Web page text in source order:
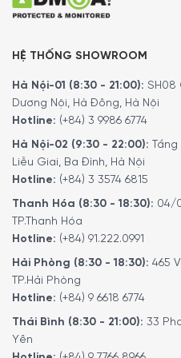
HỆ THỐNG SHOWROOM
Hà Nội-01 (8:30 - 21:00): SH08
Dương Nội, Hà Đông, Hà Nội
Hotline: (+84) 3 9986 6774
Hà Nội-02 (9:30 - 22:00):
Liễu Giai, Ba Đình, Hà Nội
Hotline: (+84) 3 3574 6815
Thanh Hóa (8:30 - 18:30): 04/
TP.Thanh Hóa
Hotline: (+84) 91.222.0991
Hải Phòng (8:30 - 18:30): 465
TP.Hải Phòng
Hotline: (+84) 9 6618 6774
Thái Bình (8:30 - 21:00): 33
Yên